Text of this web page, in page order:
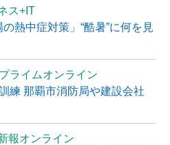
ス+IT
熱中症対策」“酷暑”に何を見
ライムオンライン
練 那覇市消防局や建設会社
報オンライン